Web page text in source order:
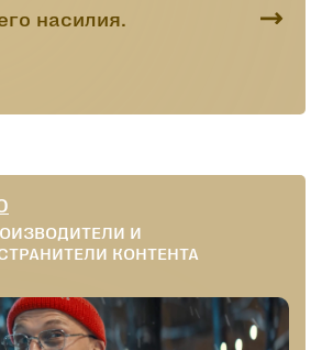
насилия.
И
КОНТЕНТА